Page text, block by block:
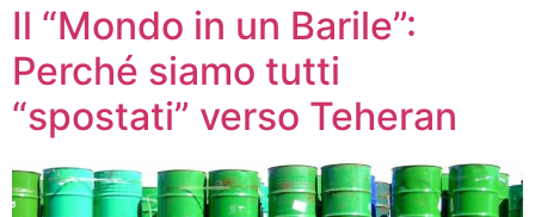
Il “Mondo in un Barile”:
Perché siamo tutti
“spostati” verso Teheran